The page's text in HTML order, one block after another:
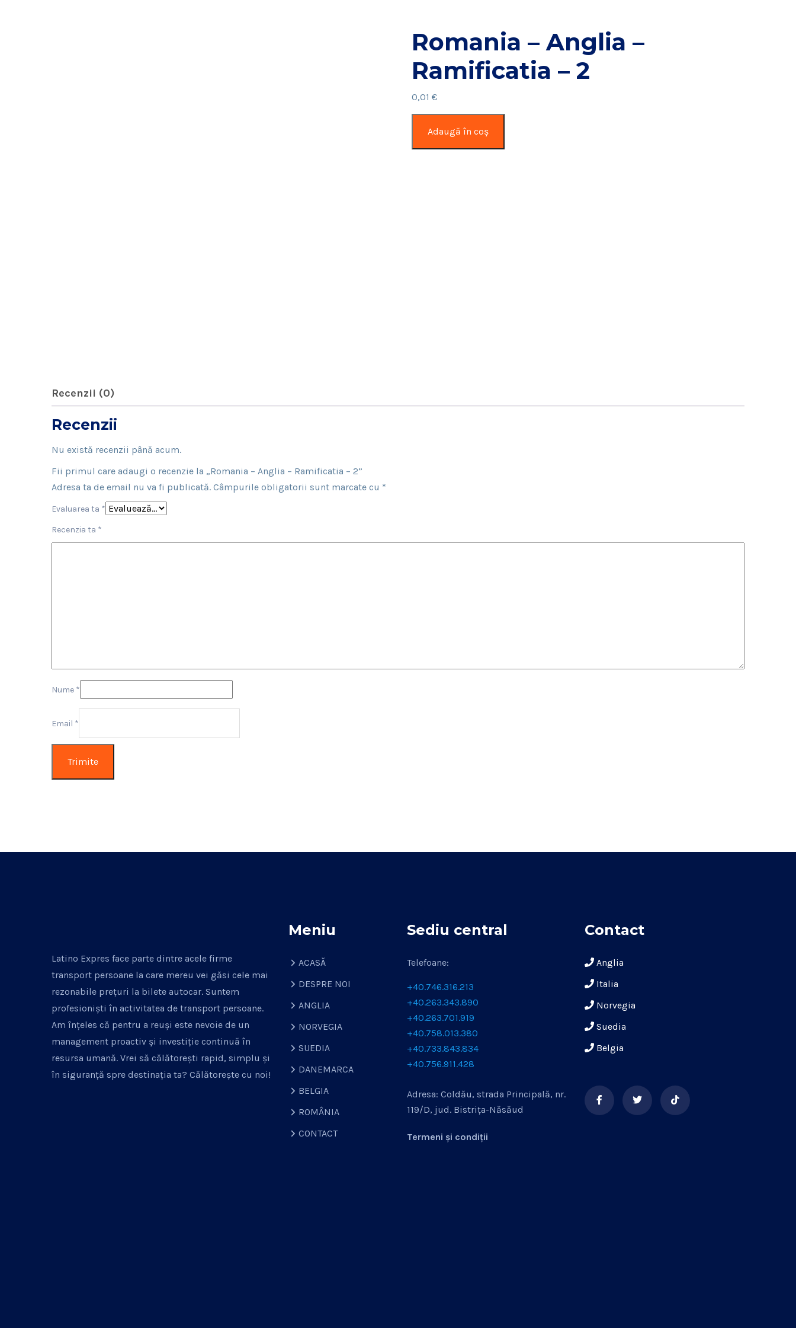
Romania – Anglia –
Ramificatia – 2
0,01€
Romania
–
Adaugă în coș
Recenzii (0)
Recenzii
Nu există recenzii până acum.
Fii primul care adaugi o recenzie la „Romania – Anglia – Ramificatia – 2”
Adresa ta de email nu va fi publicată. Câmpurile obligatorii sunt marcate cu *
Evaluarea ta *
Recenzia ta *
Nume *
Email *
Latino Expres face parte dintre acele firme
transport persoane la care mereu vei găsi cele mai
rezonabile prețuri la bilete autocar. Suntem
profesioniști în activitatea de transport persoane.
Am înțeles că pentru a reuși este nevoie de un
management proactiv și investiție continuă în
resursa umană. Vrei să călătorești rapid, simplu și
în siguranță spre destinația ta? Călătorește cu noi!
Meniu
ACASĂ
DESPRE NOI
ANGLIA
NORVEGIA
SUEDIA
DANEMARCA
BELGIA
ROMÂNIA
CONTACT
Sediu central
Telefoane:
+40.746.316.213
+40.263.343.890
+40.263.701.919
+40.758.013.380
+40.733.843.834
+40.756.911.428
Adresa: Coldău, strada Principală, nr.
119/D, jud. Bistrița-Năsăud
Termeni și condiții
Contact
Anglia
Italia
Norvegia
Suedia
Belgia